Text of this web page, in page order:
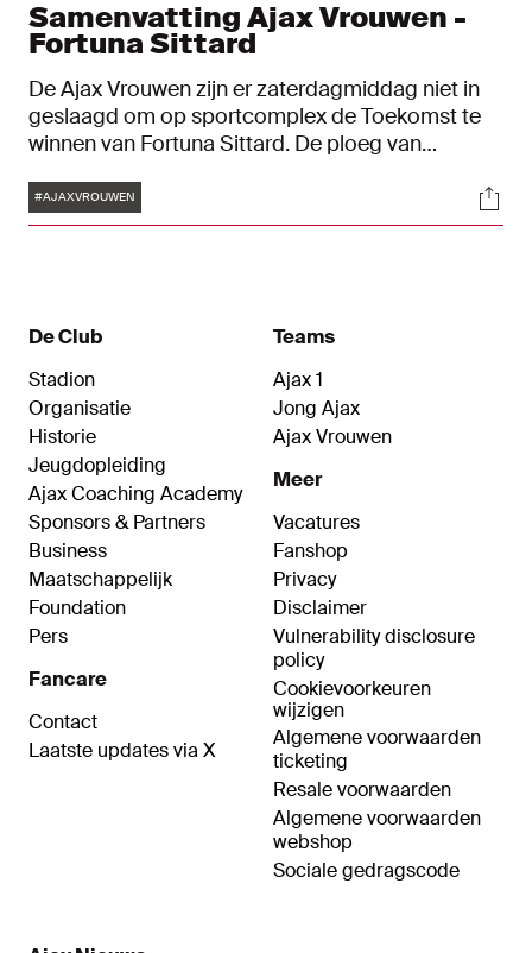
Samenvatting Ajax Vrouwen -
Fortuna Sittard
De Ajax Vrouwen zijn er zaterdagmiddag niet in
geslaagd om op sportcomplex de Toekomst te
winnen van Fortuna Sittard. De ploeg van
Keukelaar was trefzeker voor de
Amsterdammers.
Tags
#AJAXVROUWEN
De Club
Stadion
Organisatie
Historie
Jeugdopleiding
Ajax Coaching Academy
Sponsors & Partners
Business
Maatschappelijk
Foundation
Pers
Fancare
Contact
Laatste updates via X
Teams
Ajax 1
Jong Ajax
Ajax Vrouwen
Meer
Vacatures
Fanshop
Privacy
Disclaimer
Vulnerability disclosure
policy
Cookievoorkeuren
wijzigen
Algemene voorwaarden
ticketing
Resale voorwaarden
Algemene voorwaarden
webshop
Sociale gedragscode